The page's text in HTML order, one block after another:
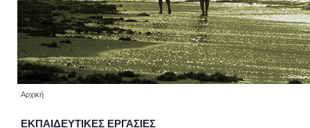
Αρχική
ΕΚΠΑΙΔΕΥΤΙΚΈΣ ΕΡΓΑΣΊΕΣ